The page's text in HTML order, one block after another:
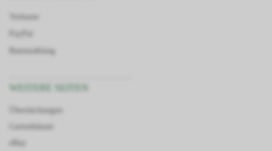
Vorkasse
PayPal
Ratenzahlung
WEITERE SEITEN
Überdachungen
Gartenhäuser
eBay